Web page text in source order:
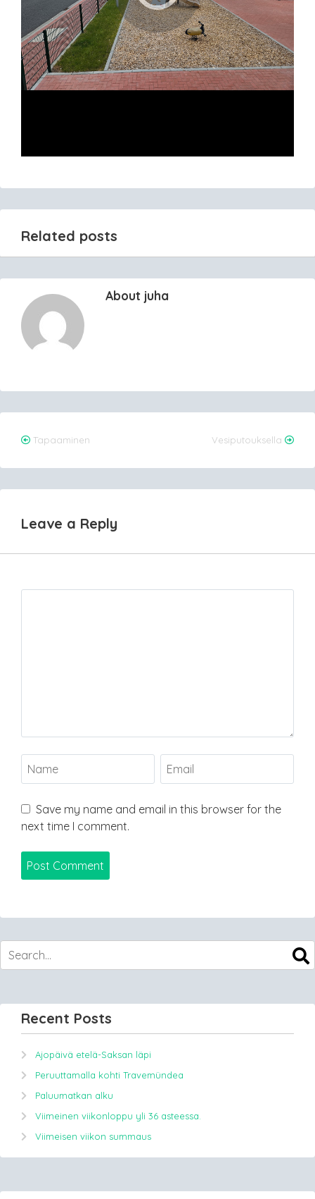
Related posts
About juha
Post
navigation
Tapaaminen Vesiputouksella
Leave a Reply
Save my name and email in this browser for the
next time I comment.
Recent Posts
Ajopäivä etelä-Saksan läpi
Peruuttamalla kohti Travemündea
Paluumatkan alku
Viimeinen viikonloppu yli 36 asteessa.
Viimeisen viikon summaus